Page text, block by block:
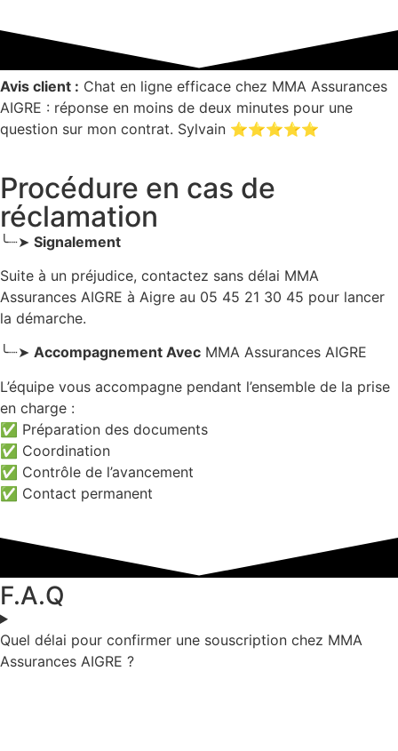
Avis client : Chat en ligne efficace chez MMA Assurances
AIGRE : réponse en moins de deux minutes pour une
question sur mon contrat. Sylvain ⭐⭐⭐⭐⭐
Procédure en cas de
réclamation
╰┈➤ Signalement
Suite à un préjudice, contactez sans délai MMA
Assurances AIGRE à Aigre au 05 45 21 30 45 pour lancer
la démarche.
╰┈➤ Accompagnement Avec MMA Assurances AIGRE
L’équipe vous accompagne pendant l’ensemble de la prise
en charge :
✅ Préparation des documents
✅ Coordination
✅ Contrôle de l’avancement
✅ Contact permanent
F.A.Q
Quel délai pour confirmer une souscription chez MMA
Assurances AIGRE ?